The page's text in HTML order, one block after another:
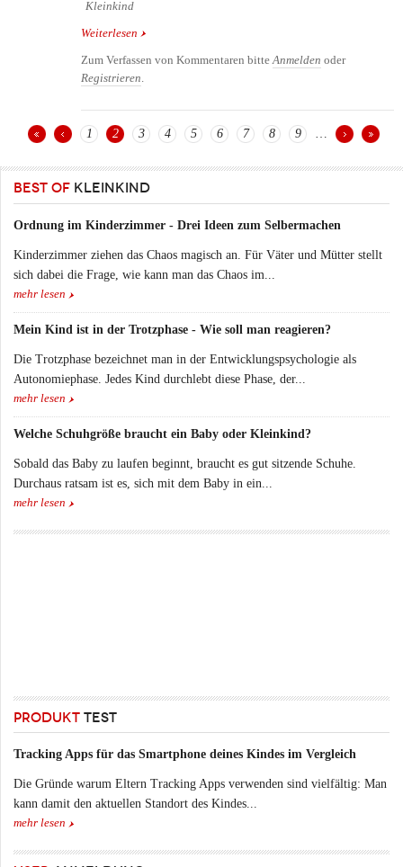
Kleinkind
Weiterlesen über Flugreisen mit Baby und Kind - Informationen
Zum Verfassen von Kommentaren bitteAnmelden oder
Registrieren.
1 2 3 4 5 6 7 8 9 …
BEST OF KLEINKIND
Ordnung im Kinderzimmer - Drei Ideen zum Selbermachen
Kinderzimmer ziehen das Chaos magisch an. Für Väter und Mütter stellt
sich dabei die Frage, wie kann man das Chaos im...
mehr lesen
Mein Kind ist in der Trotzphase - Wie soll man reagieren?
Die Trotzphase bezeichnet man in der Entwicklungspsychologie als
Autonomiephase. Jedes Kind durchlebt diese Phase, der...
mehr lesen
Welche Schuhgröße braucht ein Baby oder Kleinkind?
Sobald das Baby zu laufen beginnt, braucht es gut sitzende Schuhe.
Durchaus ratsam ist es, sich mit dem Baby in ein...
mehr lesen
PRODUKT TEST
Tracking Apps für das Smartphone deines Kindes im Vergleich
Die Gründe warum Eltern Tracking Apps verwenden sind vielfältig: Man
kann damit den aktuellen Standort des Kindes...
mehr lesen